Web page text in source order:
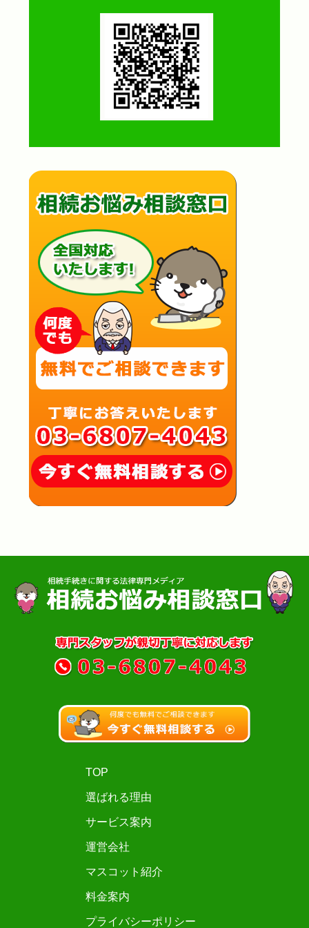
TOP
選ばれる理由
サービス案内
運営会社
マスコット紹介
料金案内
プライバシーポリシー